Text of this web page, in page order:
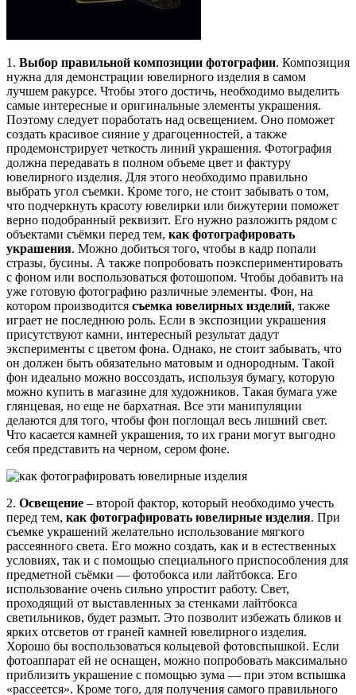
1. Выбор правильной композиции фотографии. Композиция
нужна для демонстрации ювелирного изделия в самом
лучшем ракурсе. Чтобы этого достичь, необходимо выделить
самые интересные и оригинальные элементы украшения.
Поэтому следует поработать над освещением. Оно поможет
создать красивое сияние у драгоценностей, а также
продемонстрирует четкость линий украшения. Фотография
должна передавать в полном объеме цвет и фактуру
ювелирного изделия. Для этого необходимо правильно
выбрать угол съемки. Кроме того, не стоит забывать о том,
что подчеркнуть красоту ювелирки или бижутерии поможет
верно подобранный реквизит. Его нужно разложить рядом с
объектами съёмки перед тем, как фотографировать
украшения. Можно добиться того, чтобы в кадр попали
стразы, бусины. А также попробовать поэкспериментировать
с фоном или воспользоваться фотошопом. Чтобы добавить на
уже готовую фотографию различные элементы. Фон, на
котором производится съемка ювелирных изделий, также
играет не последнюю роль. Если в экспозиции украшения
присутствуют камни, интересный результат дадут
эксперименты с цветом фона. Однако, не стоит забывать, что
он должен быть обязательно матовым и однородным. Такой
фон идеально можно воссоздать, используя бумагу, которую
можно купить в магазине для художников. Такая бумага уже
глянцевая, но еще не бархатная. Все эти манипуляции
делаются для того, чтобы фон поглощал весь лишний свет.
Что касается камней украшения, то их грани могут выгодно
себя представить на черном, сером фоне.
2. Освещение – второй фактор, который необходимо учесть
перед тем, как фотографировать ювелирные изделия. При
съемке украшений желательно использование мягкого
рассеянного света. Его можно создать, как и в естественных
условиях, так и с помощью специального приспособления для
предметной съёмки — фотобокса или лайтбокса. Его
использование очень сильно упростит работу. Свет,
проходящий от выставленных за стенками лайтбокса
светильников, будет размыт. Это позволит избежать бликов и
ярких отсветов от граней камней ювелирного изделия.
Хорошо бы воспользоваться кольцевой фотовспышкой. Если
фотоаппарат ей не оснащен, можно попробовать максимально
приблизить украшение с помощью зума — при этом вспышка
«рассеется». Кроме того, для получения самого правильного